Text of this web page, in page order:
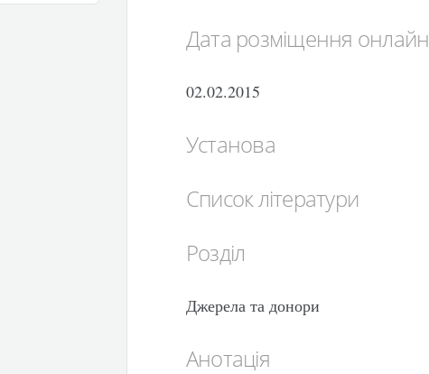
Дата розміщення онлайн
02.02.2015
Установа
Список літератури
Розділ
Джерела та донори
Анотація